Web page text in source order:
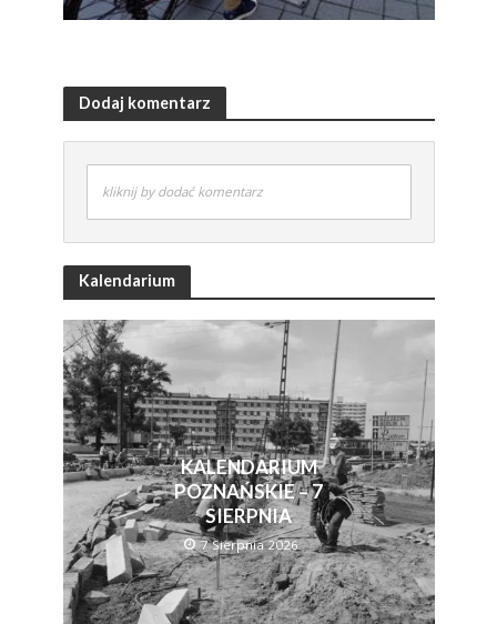
Dodaj komentarz
kliknij by dodać komentarz
Kalendarium
KALENDARIUM
POZNAŃSKIE – 7
SIERPNIA
7 Sierpnia 2026